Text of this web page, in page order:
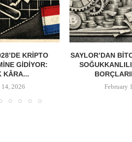
KRIPTO
GIDIYOR:
KÂRA...
14, 2026
SAYLOR’DAN
February